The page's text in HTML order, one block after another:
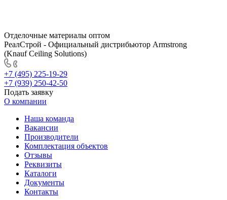
Отделочные материалы оптом
РеалСтрой - Официальный дистрибьютор Armstrong
(Knauf Ceiling Solutions)
+7 (495) 225-19-29
+7 (939) 250-42-50
Подать заявку
О компании
Наша команда
Вакансии
Производители
Комплектация объектов
Отзывы
Реквизиты
Каталоги
Документы
Контакты